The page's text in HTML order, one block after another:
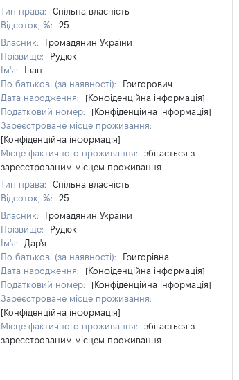
Тип права:
Спільна власність
Відсоток, %:
25
Власник:
Громадянин України
Прізвище:
Рудюк
Ім'я:
Іван
По батькові (за наявності):
Григорович
Дата народження:
[Конфіденційна інформація]
Податковий номер:
[Конфіденційна інформація]
Зареєстроване місце проживання:
[Конфіденційна інформація]
Місце фактичного проживання:
збігається з
зареєстрованим місцем проживання
Тип права:
Спільна власність
Відсоток, %:
25
Власник:
Громадянин України
Прізвище:
Рудюк
Ім'я:
Дар'я
По батькові (за наявності):
Григорівна
Дата народження:
[Конфіденційна інформація]
Податковий номер:
[Конфіденційна інформація]
Зареєстроване місце проживання:
[Конфіденційна інформація]
Місце фактичного проживання:
збігається з
зареєстрованим місцем проживання